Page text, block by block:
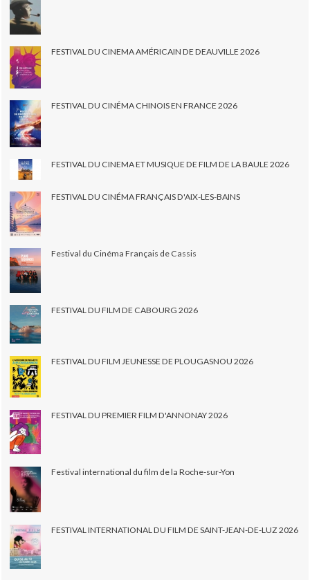
FESTIVAL DU CINEMA AMÉRICAIN DE DEAUVILLE 2026
FESTIVAL DU CINÉMA CHINOIS EN FRANCE 2026
FESTIVAL DU CINEMA ET MUSIQUE DE FILM DE LA BAULE 2026
FESTIVAL DU CINÉMA FRANÇAIS D'AIX-LES-BAINS
Festival du Cinéma Français de Cassis
FESTIVAL DU FILM DE CABOURG 2026
FESTIVAL DU FILM JEUNESSE DE PLOUGASNOU 2026
FESTIVAL DU PREMIER FILM D'ANNONAY 2026
Festival international du film de la Roche-sur-Yon
FESTIVAL INTERNATIONAL DU FILM DE SAINT-JEAN-DE-LUZ 2026